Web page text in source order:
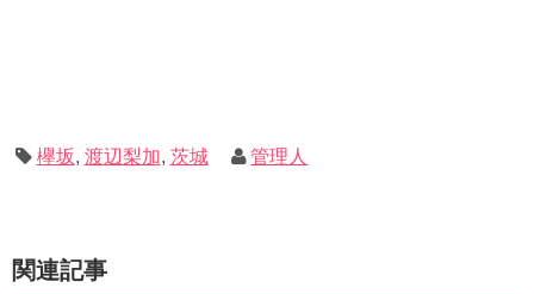
欅坂, 渡辺梨加, 茨城 管理人
関連記事